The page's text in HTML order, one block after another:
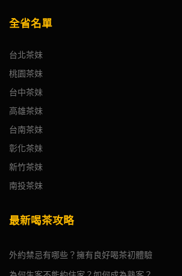
全省名單
台北茶妹
桃園茶妹
台中茶妹
高雄茶妹
台南茶妹
彰化茶妹
新竹茶妹
南投茶妹
最新喝茶攻略
外約禁忌有哪些？擁有良好喝茶初體驗